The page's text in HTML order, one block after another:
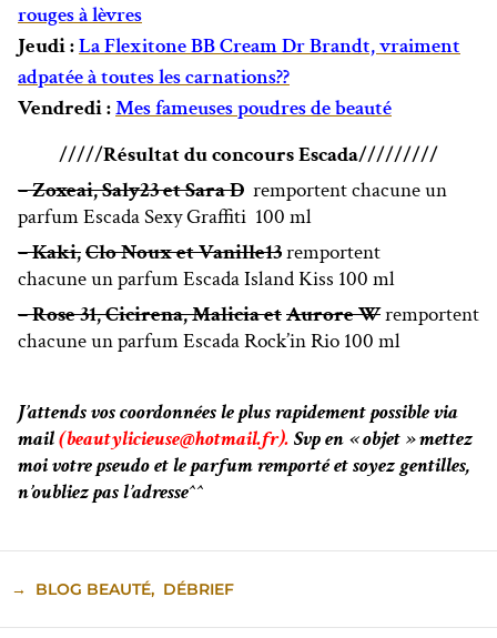
rouges à lèvres
Jeudi :La Flexitone BB Cream Dr Brandt, vraiment
adpatée à toutes les carnations??
Vendredi :Mes fameuses poudres de beauté
/////Résultat du concours Escada/////////
– Zoxeai, Saly23 et Sara D remportent chacune un
parfum Escada Sexy Graffiti 100 ml
– Kaki,Clo Noux et Vanille13remportent
chacune un parfum Escada Island Kiss 100 ml
– Rose 31, Cicirena, Malicia etAurore Wremportent
chacune un parfum Escada Rock’in Rio 100 ml
J’attends vos coordonnées le plus rapidement possible via
mail(beautylicieuse@hotmail.fr). Svp en « objet » mettez
moi votre pseudo et le parfum remporté et soyez gentilles,
n’oubliez pas l’adresse^^
→ BLOG BEAUTÉ, DÉBRIEF